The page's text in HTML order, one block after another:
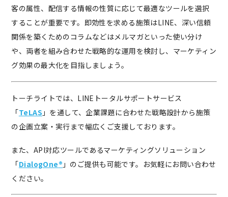
客の属性、配信する情報の性質に応じて最適なツールを選択
することが重要です。即効性を求める施策はLINE、深い信頼
関係を築くためのコラムなどはメルマガといった使い分け
や、両者を組み合わせた戦略的な運用を検討し、マーケティン
グ効果の最大化を目指しましょう。
トーチライトでは、LINEトータルサポートサービス
「TeLAS 」を通して、企業課題に合わせた戦略設計から施策
の企画立案・実行まで幅広くご支援しております。
また、API対応ツールであるマーケティングソリューション
「DialogOne®︎ 」のご提供も可能です。お気軽にお問い合わせ
ください。